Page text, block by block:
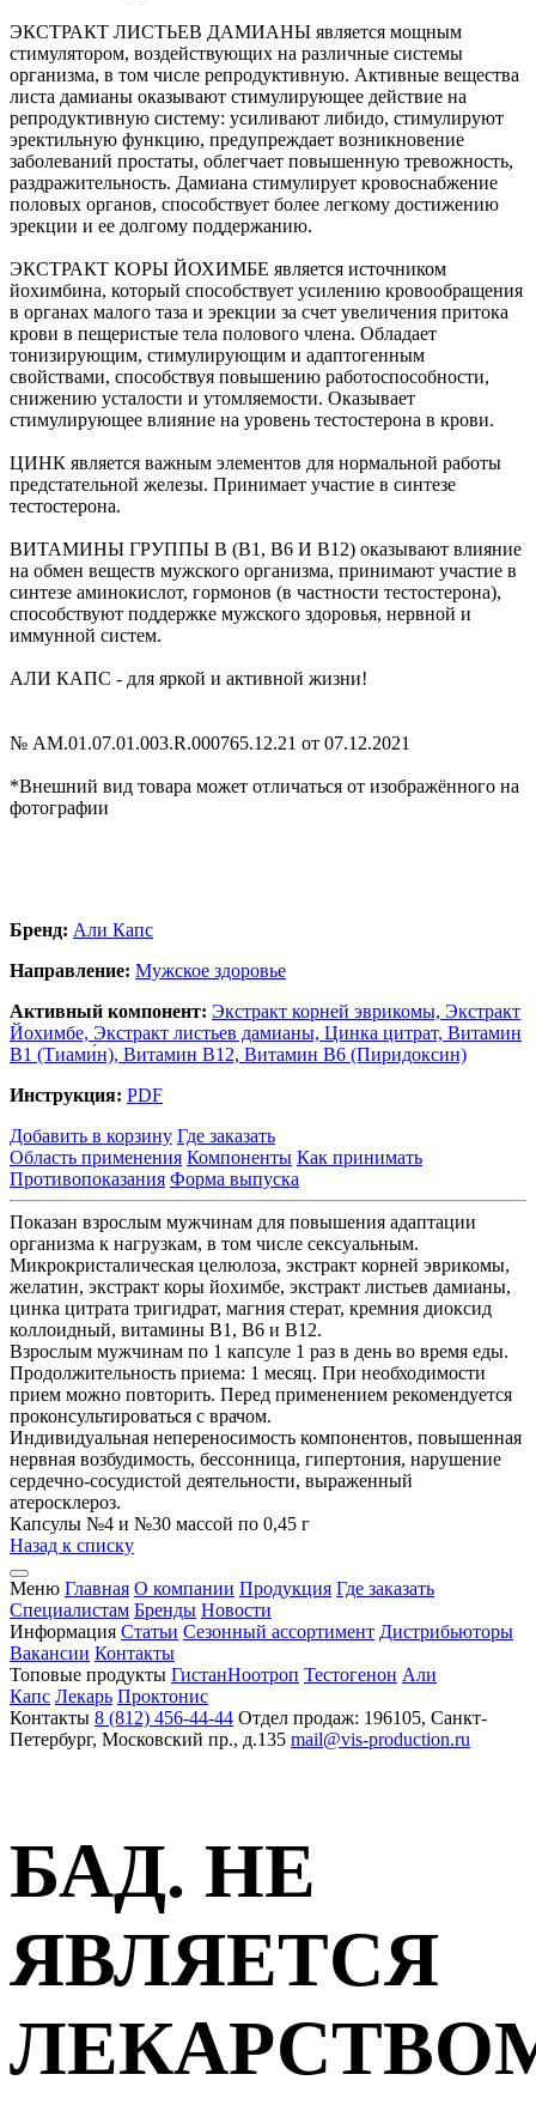
ЭКСТРАКТ ЛИСТЬЕВ ДАМИАНЫ является мощным
стимулятором, воздействующих на различные системы
организма, в том числе репродуктивную. Активные вещества
листа дамианы оказывают стимулирующее действие на
репродуктивную систему: усиливают либидо, стимулируют
эректильную функцию, предупреждает возникновение
заболеваний простаты, облегчает повышенную тревожность,
раздражительность. Дамиана стимулирует кровоснабжение
половых органов, способствует более легкому достижению
эрекции и ее долгому поддержанию.
ЭКСТРАКТ КОРЫ ЙОХИМБЕ является источником
йохимбина, который способствует усилению кровообращения
в органах малого таза и эрекции за счет увеличения притока
крови в пещеристые тела полового члена. Обладает
тонизирующим, стимулирующим и адаптогенным
свойствами, способствуя повышению работоспособности,
снижению усталости и утомляемости. Оказывает
стимулирующее влияние на уровень тестостерона в крови.
ЦИНК является важным элементов для нормальной работы
предстательной железы. Принимает участие в синтезе
тестостерона.
ВИТАМИНЫ ГРУППЫ В (В1, В6 И В12) оказывают влияние
на обмен веществ мужского организма, принимают участие в
синтезе аминокислот, гормонов (в частности тестостерона),
способствуют поддержке мужского здоровья, нервной и
иммунной систем.
АЛИ КАПС - для яркой и активной жизни!
№ AM.01.07.01.003.R.000765.12.21 от 07.12.2021
*Внешний вид товара может отличаться от изображённого на
фотографии
Бренд: Али Капс
Направление: Мужское здоровье
Активный компонент: Экстракт корней эврикомы, Экстракт
Йохимбе, Экстракт листьев дамианы, Цинка цитрат, Витамин
В1 (Тиами́н), Витамин В12, Витамин В6 (Пиридоксин)
Инструкция: PDF
Добавить в корзину Где заказать
Область применения Компоненты Как принимать
Противопоказания Форма выпуска
Показан взрослым мужчинам для повышения адаптации
организма к нагрузкам, в том числе сексуальным.
Микрокристалическая целюлоза, экстракт корней эврикомы,
желатин, экстракт коры йохимбе, экстракт листьев дамианы,
цинка цитрата тригидрат, магния стерат, кремния диоксид
коллоидный, витамины В1, В6 и В12.
Взрослым мужчинам по 1 капсуле 1 раз в день во время еды.
Продолжительность приема: 1 месяц. При необходимости
прием можно повторить. Перед применением рекомендуется
проконсультироваться с врачом.
Индивидуальная непереносимость компонентов, повышенная
нервная возбудимость, бессонница, гипертония, нарушение
сердечно-сосудистой деятельности, выраженный
атеросклероз.
Капсулы №4 и №30 массой по 0,45 г
Назад к списку
Меню Главная О компании Продукция Где заказать
Специалистам Бренды Новости
Информация Статьи Сезонный ассортимент Дистрибьюторы
Вакансии Контакты
Топовые продукты ГистанНоотроп Тестогенон Али
Капс Лекарь Проктонис
Контакты 8 (812) 456-44-44 Отдел продаж: 196105, Санкт-
Петербург, Московский пр., д.135 mail@vis-production.ru
БАД. НЕ
ЯВЛЯЕТСЯ